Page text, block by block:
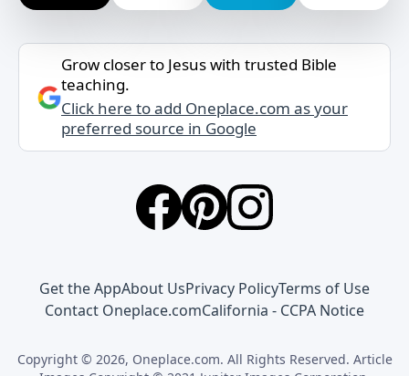
Grow closer to Jesus with trusted Bible
teaching.
Click here to add Oneplace.com as your
preferred source in Google
Get the AppAbout UsPrivacy PolicyTerms of Use
Contact Oneplace.comCalifornia - CCPA Notice
Copyright © 2026, Oneplace.com. All Rights Reserved. Article